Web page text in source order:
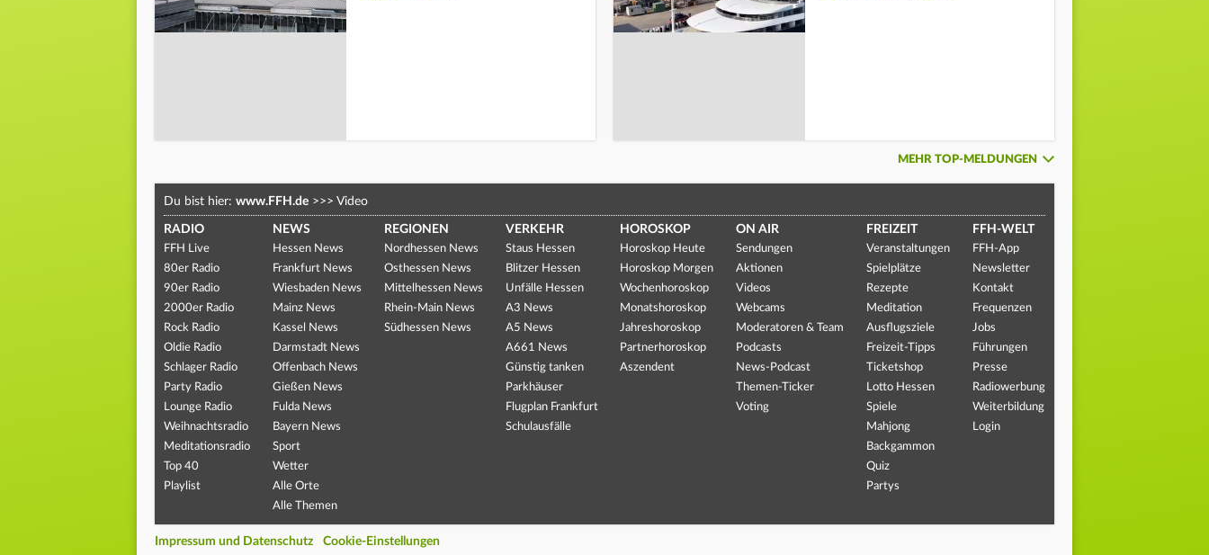
MEHR TOP-MELDUNGEN
Du bist hier: www.FFH.de >>> Video
RADIO
FFH Live
80er Radio
90er Radio
2000er Radio
Rock Radio
Oldie Radio
Schlager Radio
Party Radio
Lounge Radio
Weihnachtsradio
Meditationsradio
Top 40
Playlist
NEWS
Hessen News
Frankfurt News
Wiesbaden News
Mainz News
Kassel News
Darmstadt News
Offenbach News
Gießen News
Fulda News
Bayern News
Sport
Wetter
Alle Orte
Alle Themen
REGIONEN
Nordhessen News
Osthessen News
Mittelhessen News
Rhein-Main News
Südhessen News
VERKEHR
Staus Hessen
Blitzer Hessen
Unfälle Hessen
A3 News
A5 News
A661 News
Günstig tanken
Parkhäuser
Flugplan Frankfurt
Schulausfälle
HOROSKOP
Horoskop Heute
Horoskop Morgen
Wochenhoroskop
Monatshoroskop
Jahreshoroskop
Partnerhoroskop
Aszendent
ON AIR
Sendungen
Aktionen
Videos
Webcams
Moderatoren & Team
Podcasts
News-Podcast
Themen-Ticker
Voting
FREIZEIT
Veranstaltungen
Spielplätze
Rezepte
Meditation
Ausflugsziele
Freizeit-Tipps
Ticketshop
Lotto Hessen
Spiele
Mahjong
Backgammon
Quiz
Partys
FFH-WELT
FFH-App
Newsletter
Kontakt
Frequenzen
Jobs
Führungen
Presse
Radiowerbung
Weiterbildung
Login
Impressum und Datenschutz Cookie-Einstellungen